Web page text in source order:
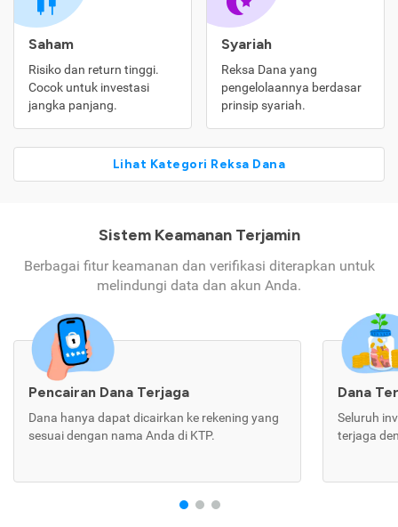
Saham
Risiko dan return tinggi.
Cocok untuk investasi
jangka panjang.
Syariah
Reksa Dana yang
pengelolaannya berdasar
prinsip syariah.
Lihat Kategori Reksa Dana
Sistem Keamanan Terjamin
Berbagai fitur keamanan dan verifikasi diterapkan untuk
melindungi data dan akun Anda.
Pencairan Dana Terjaga
Dana hanya dapat dicairkan ke rekening yang
sesuai dengan nama Anda di KTP.
Dana
Seluruh
terjaga